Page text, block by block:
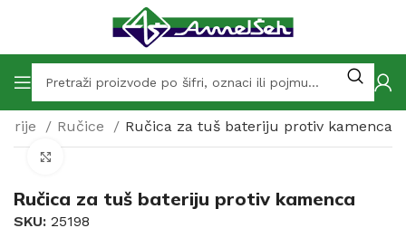
Ručice Ručica za tuš bateriju protiv kamenca
Ručica za tuš bateriju protiv kamenca
SKU: 25198